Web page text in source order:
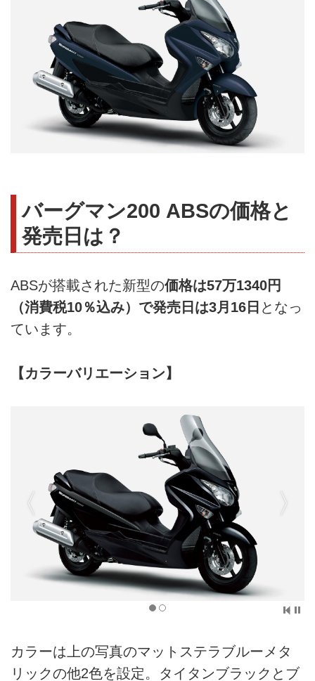
バーグマン200 ABSの価格と
発売日は？
ABSが搭載された新型の価格は57万1340円
（消費税10％込み）で発売日は3月16日 となっ
ています。
【カラーバリエーション】
カラーは上の写真のマットステラブルーメタ
リックの他2色を設定。タイタンブラックとブ